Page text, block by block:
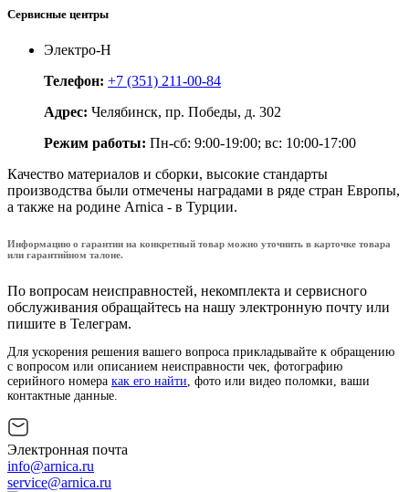
Сервисные центры
Электро-Н
Телефон: +7 (351) 211-00-84
Адрес: Челябинск, пр. Победы, д. 302
Режим работы: Пн-сб: 9:00-19:00; вс: 10:00-17:00
Качество материалов и сборки, высокие стандарты
производства были отмечены наградами в ряде стран Европы,
а также на родине Arnica - в Турции.
Информацию о гарантии на конкретный товар можно уточнить в карточке товара
или гарантийном талоне.
По вопросам неисправностей, некомплекта и сервисного
обслуживания обращайтесь на нашу электронную почту или
пишите в Телеграм.
Для ускорения решения вашего вопроса прикладывайте к обращению
с вопросом или описанием неисправности чек, фотографию
серийного номера как его найти, фото или видео поломки, ваши
контактные данные.
Электронная почта
info@arnica.ru
service@arnica.ru